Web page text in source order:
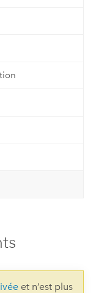
et n’est plus